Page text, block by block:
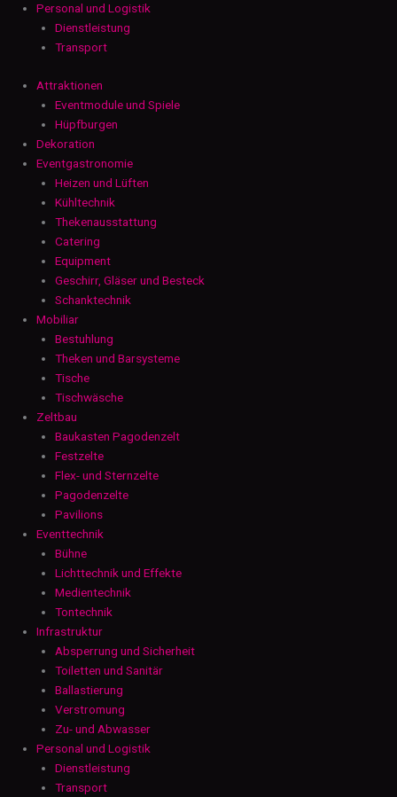
Personal und Logistik
Dienstleistung
Transport
Attraktionen
Eventmodule und Spiele
Hüpfburgen
Dekoration
Eventgastronomie
Heizen und Lüften
Kühltechnik
Thekenausstattung
Catering
Equipment
Geschirr, Gläser und Besteck
Schanktechnik
Mobiliar
Bestuhlung
Theken und Barsysteme
Tische
Tischwäsche
Zeltbau
Baukasten Pagodenzelt
Festzelte
Flex- und Sternzelte
Pagodenzelte
Pavilions
Eventtechnik
Bühne
Lichttechnik und Effekte
Medientechnik
Tontechnik
Infrastruktur
Absperrung und Sicherheit
Toiletten und Sanitär
Ballastierung
Verstromung
Zu- und Abwasser
Personal und Logistik
Dienstleistung
Transport